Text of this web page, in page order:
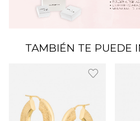
TAMBIÉN TE PUEDE